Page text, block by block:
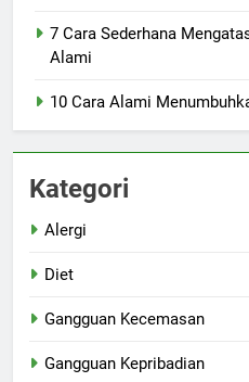
7 Cara Sederhana
Alami
10 Cara Alami
Kategori
Alergi
Diet
Gangguan Kecemasan
Gangguan Kepribadian